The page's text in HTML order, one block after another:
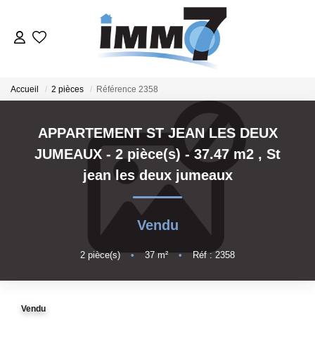
GERER
VENDRE
NOTRE AGENCE
Accueil 2 pièces Référence 2358
APPARTEMENT ST JEAN LES DEUX
JUMEAUX - 2 pièce(s) - 37.47 m2 , St
jean les deux jumeaux
Vendu
2 pièce(s) • 37m² • Réf : 2358
Vendu